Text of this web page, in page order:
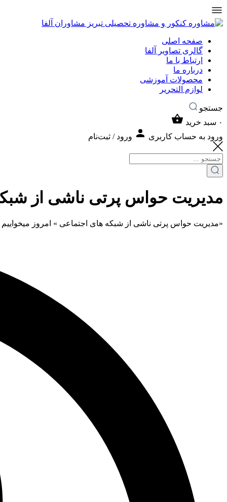
صفحه اصلی
گالری تصاویر آلفا
ارتباط با ما
درباره ما
محصولات آموزشی
لوازم التحریر
جستجو
۰ سبد خرید
ورود به حساب کاربری
ورود / ثبت‌نام
مدیریت حواس پرتی ناشی از
«مدیریت حواس پرتی ناشی از شبکه های اجتماعی » امروز